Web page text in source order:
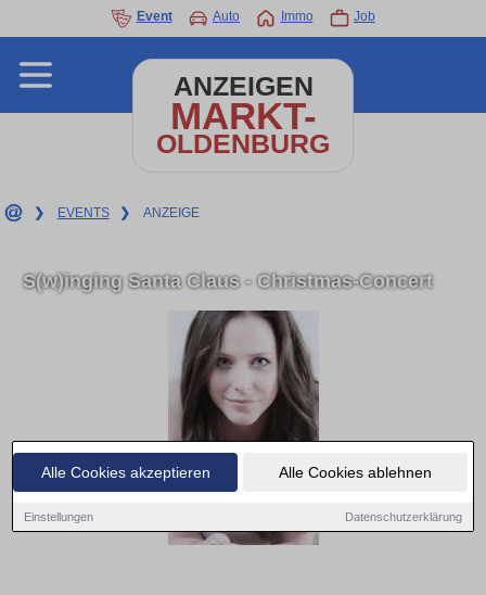
Alle Cookies akzeptieren Alle Cookies ablehnen
Einstellungen Datenschutzerklärung
Event Auto Immo Job
ANZEIGEN
MARKT-
OLDENBURG
❯ EVENTS ❯ ANZEIGE
S(w)inging Santa Claus - Christmas-Concert